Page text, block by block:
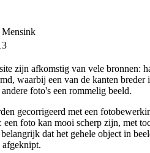
Mensink
zijn afkomstig van vele bronnen:
waarbij een van de kanten
foto's een rommelig beeld.
gecorrigeerd met een
een foto kan mooi scherp zijn, met
dat het gehele object in